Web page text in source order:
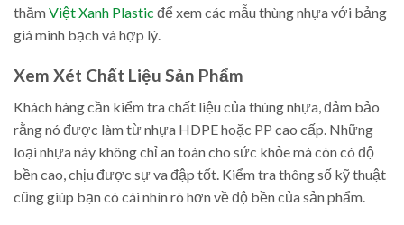
thămViệt Xanh Plastic để xem các mẫu thùng nhựa với bảng
giá minh bạch và hợp lý.
Xem Xét Chất Liệu Sản Phẩm
Khách hàng cần kiểm tra chất liệu của thùng nhựa, đảm bảo
rằng nó được làm từ nhựa HDPE hoặc PP cao cấp. Những
loại nhựa này không chỉ an toàn cho sức khỏe mà còn có độ
bền cao, chịu được sự va đập tốt. Kiểm tra thông số kỹ thuật
cũng giúp bạn có cái nhìn rõ hơn về độ bền của sản phẩm.